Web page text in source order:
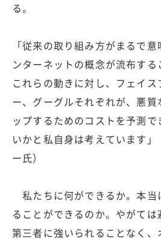
る。
「従来の取り組み方がまるで
ンターネットの概念が流布する
これらの動きに対し、フェイス
ー、グーグルそれぞれが、悪
ップするためのコストを予測
いかと私自身は考えています
ー氏）
私たちに何ができるか。本当
ることができるのか。やがて
第三者に強いられることなく、